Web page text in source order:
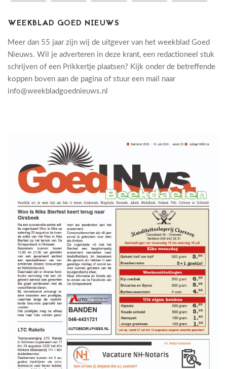
WEEKBLAD GOED NIEUWS
Meer dan 55 jaar zijn wij de uitgever van het weekblad Goed
Nieuws. Wil je adverteren in deze krant, een redactioneel stuk
schrijven of een Prikkertje plaatsen? Kijk onder de betreffende
koppen boven aan de pagina of stuur een mail naar
info@weekbladgoednieuws.nl